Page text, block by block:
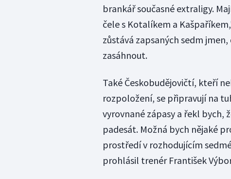
brankář současné extraligy.
čele s Kotalíkem a
zůstává zapsaných sedm
zasáhnout.
Také Českobudějovičtí, kteří
rozpoložení, se připravují na
vyrovnané zápasy a řekl bych,
padesát. Možná bych nějaké
prostředí v rozhodujícím
prohlásil trenér František